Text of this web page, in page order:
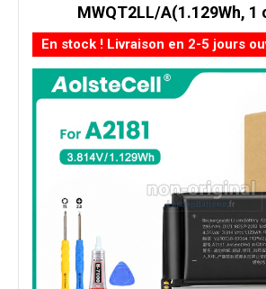
MWQT2LL/A(1.129Wh, 1
En stock ! Livraison en 2-5 jours